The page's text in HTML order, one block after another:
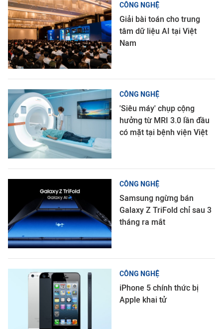
CÔNG NGHỆ
Giải bài toán cho trung
tâm dữ liệu AI tại Việt
Nam
CÔNG NGHỆ
'Siêu máy' chụp cộng
hưởng từ MRI 3.0 lần đầu
có mặt tại bệnh viện Việt
CÔNG NGHỆ
Samsung ngừng bán
Galaxy Z TriFold chỉ sau 3
tháng ra mắt
CÔNG NGHỆ
iPhone 5 chính thức bị
Apple khai tử